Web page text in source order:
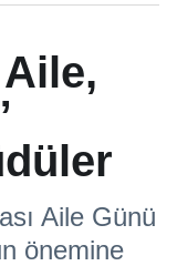
Aile Günü
önemine